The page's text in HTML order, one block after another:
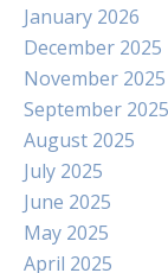
January 2026
December 2025
November 2025
September 2025
August 2025
July 2025
June 2025
May 2025
April 2025